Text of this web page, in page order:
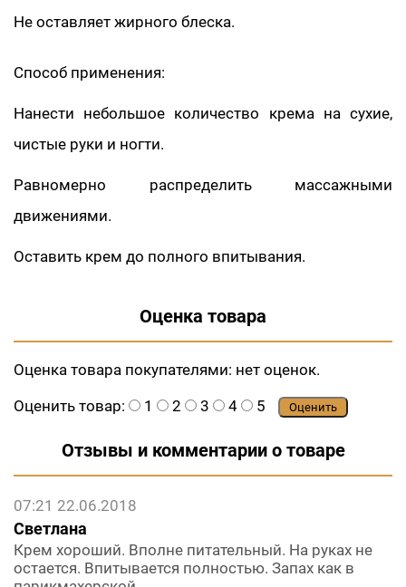
Не оставляет жирного блеска.
Способ применения:
Нанести небольшое количество крема на сухие,
чистые руки и ногти.
Равномерно распреде­лить массажными
движениями.
Оставить крем до полного впитывания.
Оценка товара
Оценка товара покупателями: нет оценок.
Оценить товар:
1 2 3 4 5 Оценить
Отзывы и комментарии о товаре
07:21 22.06.2018
Светлана
Крем хороший. Вполне питательный. На руках не
остается. Впитывается полностью. Запах как в